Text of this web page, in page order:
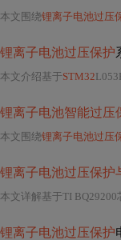
本文围绕锂离子电池过压
锂离子电池过压保护
本文介绍基于STM32
锂离子电池智能过压
本文围绕锂离子电池过压
锂离子电池过压保护
本文详解基于TI BQ29200
锂离子电池过压保护